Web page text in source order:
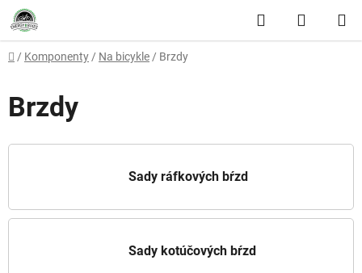
Prejsť na obsah Hľadať
Domov
/ Komponenty / Na bicykle / Brzdy
Brzdy
Sady ráfkových bŕzd
Sady kotúčových bŕzd